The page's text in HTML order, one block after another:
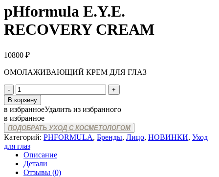
pHformula E.Y.E.
RECOVERY CREAM
10800 ₽
ОМОЛАЖИВАЮЩИЙ КРЕМ ДЛЯ ГЛАЗ
Количество
товара
pHformula
E.Y.E.
RECOVERY
CREAM
В корзину
в избранноеУдалить из избранного
в избранное
ПОДОБРАТЬ УХОД С КОСМЕТОЛОГОМ
Категорий: PHFORMULA, Бренды, Лицо, НОВИНКИ, Уход
для глаз
Описание
Детали
Отзывы (0)